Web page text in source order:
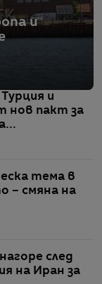
и
и
нов пакт за
САЩ и Иран
тема в
– смяна на
след
на Иран за